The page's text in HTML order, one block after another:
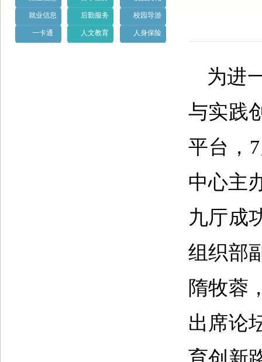
就业信息 后勤服务 校园导游
一卡通 人文教育 人身保险
为进
与实践
平台，
中心主
九厅成
组织部
隋牧蓉
出席论